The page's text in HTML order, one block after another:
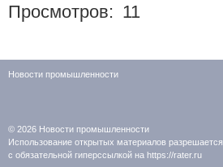
Просмотров: 11
Новости промышленности
© 2026 Новости промышленности
Использование открытых материалов разрешается
с обязательной гиперссылкой на https://rater.ru